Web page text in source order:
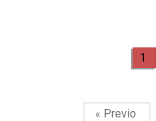
1
« Previo